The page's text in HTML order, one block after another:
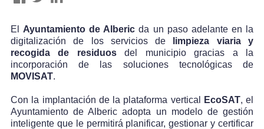
El Ayuntamiento de Alberic da un paso adelante en la
digitalización de los servicios de
limpieza viaria y
recogida de residuosdel municipio gracias a la
incorporación de las soluciones tecnológicas de
MOVISAT.
Con la implantación de la plataforma vertical EcoSAT, el
Ayuntamiento de Alberic adopta un modelo de gestión
inteligente que le permitirá planificar, gestionar y certificar